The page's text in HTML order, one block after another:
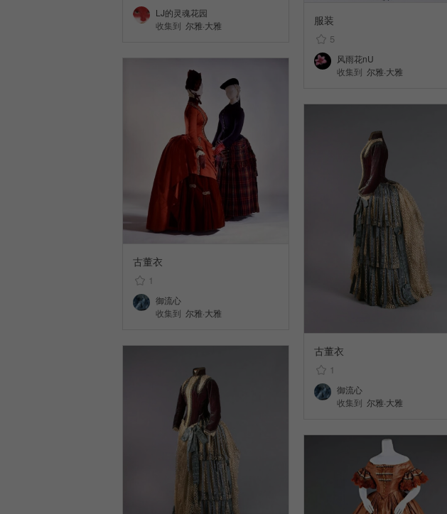
LJ的灵魂花园
收集到 尔雅·大雅 服装
5
风雨花nU
收集到 尔雅·大雅
古董衣
1
御流心
收集到 尔雅·大雅
古董衣
1
御流心
收集到 尔雅·大雅